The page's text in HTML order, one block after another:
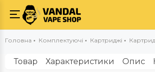
Головна Комплектуючі Картриджі
Товар Характеристики Опис